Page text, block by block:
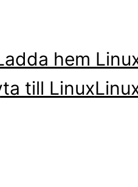
hem
till Linux